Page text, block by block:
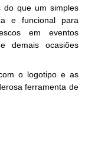
do que um simples
e funcional para
em eventos
demais ocasiões
o logotipo e as
ferramenta de